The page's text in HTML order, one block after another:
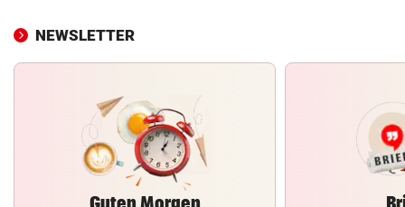
NEWSLETTER
Guten Morgen